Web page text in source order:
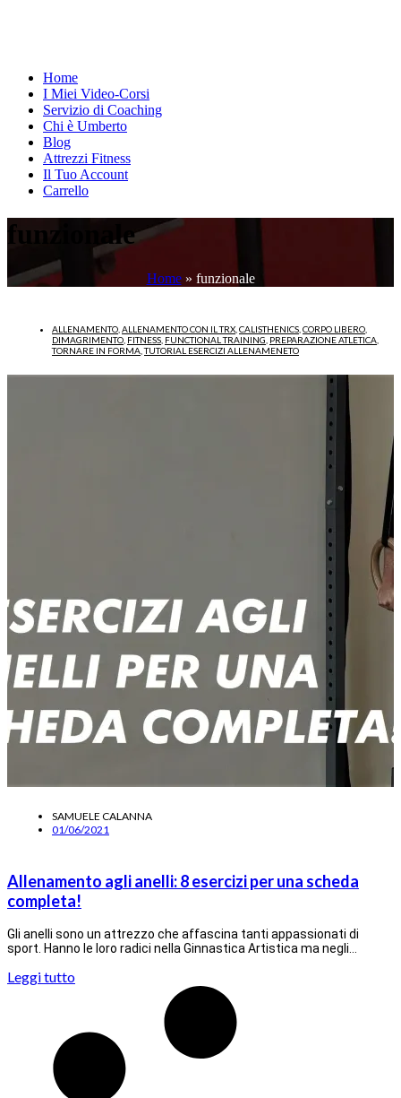
Home
I Miei Video-Corsi
Servizio di Coaching
Chi è Umberto
Blog
Attrezzi Fitness
Il Tuo Account
Carrello
funzionale
Home» funzionale
ALLENAMENTO ALLENAMENTO CON IL TRX CALISTHENICS CORPO LIBERO
DIMAGRIMENTO FITNESS FUNCTIONAL TRAINING PREPARAZIONE ATLETICA
TORNARE IN FORMA ,TUTORIAL ESERCIZI ALLENAMENETO
SAMUELE CALANNA
01/06/2021
Allenamento agli anelli: 8 esercizi per una scheda
completa!
Gli anelli sono un attrezzo che affascina tanti appassionati di
sport. Hanno le loro radici nella Ginnastica Artistica ma negli…
Leggi tutto